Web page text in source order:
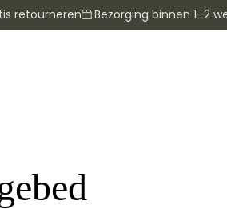
retourneren Bezorging binnen 1–2